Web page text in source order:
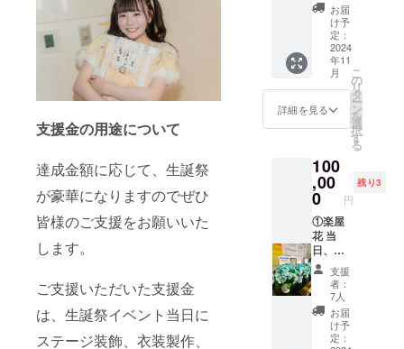
支援金の用途について
達成金額に応じて、生誕祭
が豪華になりますのでぜひ
皆様のご支援をお願いいた
します。
ご支援いただいた支援金
は、生誕祭イベント当日に
ステージ装飾、衣装製作、
を入れ
させて
いただ
きます
生誕祭
終了
後、1〜
3週間で
入れた
ものを
ご自宅
へ郵送
させて
いただ
きま
す。 ②
フラ
ワース
タンド
(名前掲
載 ) 当
ぼり旗
を作成
致しま
す。 の
ぼり旗
には生
誕祭支
援者様
のお名
前
クネー
ム可）
が記載
されま
す。 生
誕祭終
了後、
1〜3週
間で直
筆サイ
ン入り
の のぼ
り旗
お届
け予
定：
2024
年11
月
詳細を見る
こ
の
リ
タ
ー
ン
を
選
択
す
る
100
,00
0 円
残り3
①楽屋
花 当
日、タ
レント
が使用
する楽
屋にお
花をお
届けい
支援
者：
7人
お届
け予
定：